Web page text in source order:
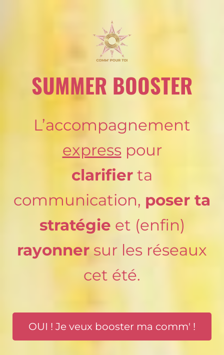
SUMMER BOOSTER
L’accompagnement
expresspour
clarifier ta
communication, poser ta
stratégie et (enfin)
rayonner sur les réseaux
cet été.
OUI ! Je veux booster ma comm' !